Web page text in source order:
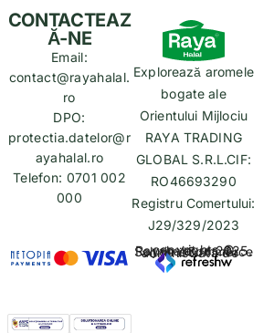
Explorează aromele
bogate ale
Orientului Mijlociu
RAYA TRADING
GLOBAL S.R.L.CIF:
RO46693290
Registru Comertului:
J29/329/2023
copyrights © Rayahalal.ro 2025. Soluție eCommerce administrată de
CONTACTEAZ
Ă-NE
Email:
contact@rayahalal.
ro
DPO:
protectia.datelor@r
ayahalal.ro
Telefon: 0701 002
000